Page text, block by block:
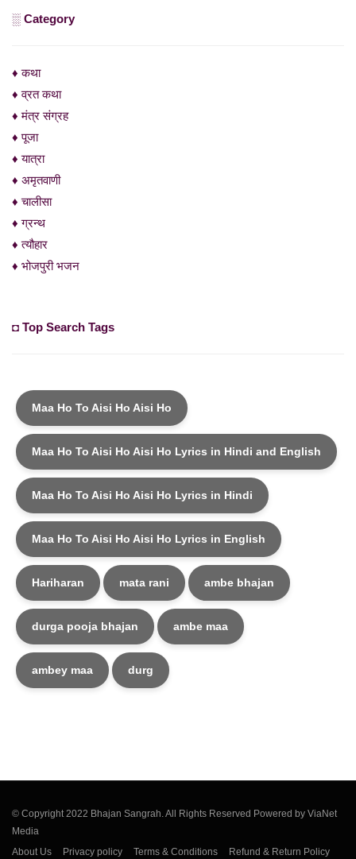
░ Category
♦ कथा
♦ व्रत कथा
♦ मंत्र संग्रह
♦ पूजा
♦ यात्रा
♦ अमृतवाणी
♦ चालीसा
♦ ग्रन्थ
♦ त्यौहार
♦ भोजपुरी भजन
◘ Top Search Tags
Maa Ho To Aisi Ho Aisi Ho
Maa Ho To Aisi Ho Aisi Ho Lyrics in Hindi and English
Maa Ho To Aisi Ho Aisi Ho Lyrics in Hindi
Maa Ho To Aisi Ho Aisi Ho Lyrics in English
Hariharan mata rani ambe bhajan
durga pooja bhajan ambe maa
ambey maa durg
© Copyright 2022 Bhajan Sangrah. All Rights Reserved Powered by ViaNet
Media
About Us
Privacy policy Terms & Conditions Refund & Return Policy